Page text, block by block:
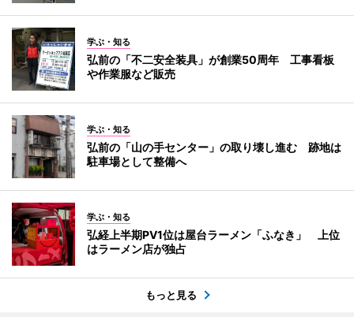
学ぶ・知る
弘前の「不二安全装具」が創業50周年 工事看板
や作業服など販売
学ぶ・知る
弘前の「山の手センター」の取り壊し進む 跡地は
駐車場として整備へ
学ぶ・知る
弘経上半期PV1位は屋台ラーメン「ふなき」 上位
はラーメン店が独占
もっと見る